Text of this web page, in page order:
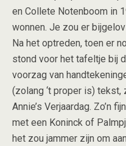
en Collete Notenboom in
wonnen. Je zou er
Na het optreden, toen er
stond voor het tafeltje bij
voorzag van
(zolang ‘t proper is) tekst,
Annie’s Verjaardag. Zo’n
met een Koninck of
het zou jammer zijn om